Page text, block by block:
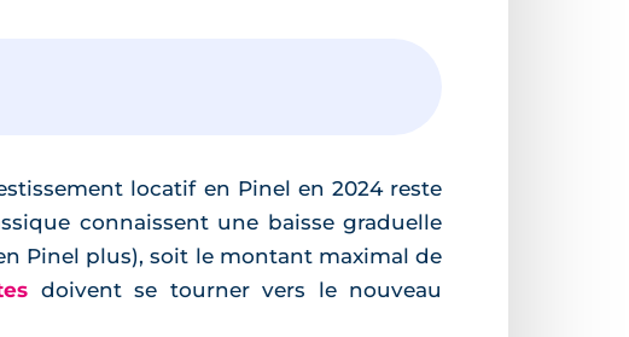
locatif en Pinel en 2024 reste
connaissent une baisse graduelle
Pinel plus), soit le montant maximal de
doivent se tourner vers le nouveau